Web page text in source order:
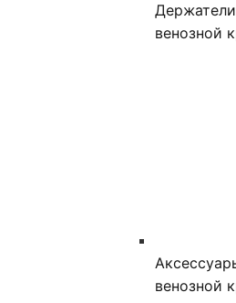
венозной
венозной